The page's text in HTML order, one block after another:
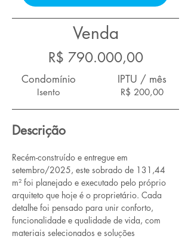
Venda
R$ 790.000,00
Condomínio
Isento
IPTU / mês
R$ 200,00
Descrição
Recém-construído e entregue em
setembro/2025, este sobrado de 131,44
m² foi planejado e executado pelo próprio
arquiteto que hoje é o proprietário. Cada
detalhe foi pensado para unir conforto,
funcionalidade e qualidade de vida, com
materiais selecionados e soluções